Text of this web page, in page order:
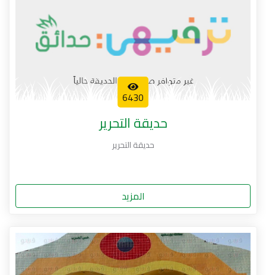
6430
حديقة التحرير
حديقة التحرير
المزيد